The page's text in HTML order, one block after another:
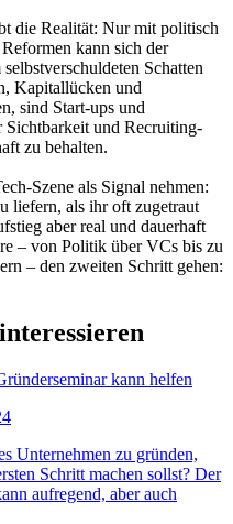
die Realität: Nur mit politisch
kann sich der
Schatten
Kapitallücken und
sind Start-ups und
Sichtbarkeit und Recruiting-
zu behalten.
Szene als Signal nehmen:
liefern, als ihr oft zugetraut
aber real und dauerhaft
– von Politik über VCs bis zu
– den zweiten Schritt gehen:
kann helfen
Unternehmen zu gründen,
Schritt machen sollst? Der
aufregend, aber auch